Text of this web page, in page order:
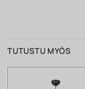
TUTUSTU MYÖS